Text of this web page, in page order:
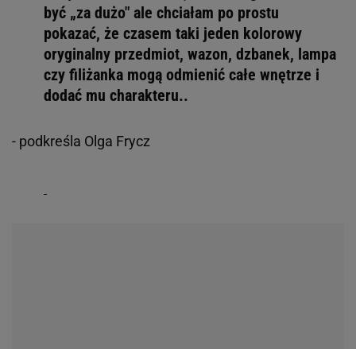
być „za dużo" ale chciałam po prostu
pokazać, że czasem taki jeden kolorowy
oryginalny przedmiot, wazon, dzbanek, lampa
czy filiżanka mogą odmienić całe wnętrze i
dodać mu charakteru..
- podkreśla Olga Frycz